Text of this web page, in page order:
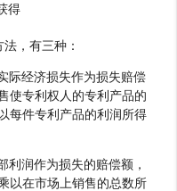
得
，有三种：
经济损失作为损失赔偿
使专利权人的专利产品的
每件专利产品的利润所得
润作为损失的赔偿额，
以在市场上销售的总数所